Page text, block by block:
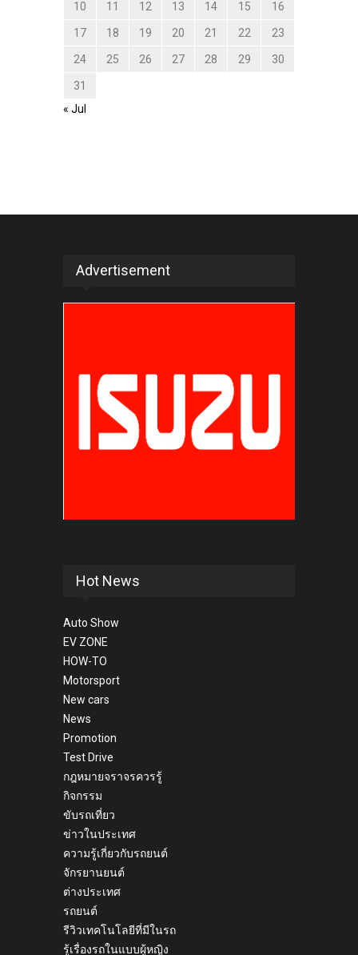
10 11 12 13 14 15 16
17 18 19 20 21 22 23
24 25 26 27 28 29 30
31
« Jul
Advertisement
Hot News
Auto Show
EV ZONE
HOW-TO
Motorsport
New cars
News
Promotion
Test Drive
กฎหมายจราจรควรรู้
กิจกรรม
ขับรถเที่ยว
ข่าวในประเทศ
ความรู้เกี่ยวกับรถยนต์
จักรยานยนต์
ต่างประเทศ
รถยนต์
รีวิวเทคโนโลยีที่มีในรถ
รู้เรื่องรถในแบบผู้หญิง